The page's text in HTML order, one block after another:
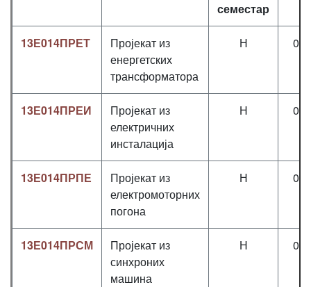
семестар
13Е014ПРЕТ
Пројекат из
енергетских
трансформатора
Н
13Е014ПРЕИ
Пројекат из
електричних
инсталација
Н
13Е014ПРПЕ
Пројекат из
електромоторних
погона
Н
13Е014ПРСМ
Пројекат из
синхроних
машина
Н